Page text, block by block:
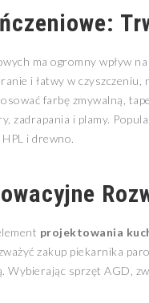
ma ogromny wpływ
i łatwy w
farbę zmywalną,
zadrapania i plamy.
i drewno.
projektowania
zakup piekarnika
Wybierając sprzęt AGD,